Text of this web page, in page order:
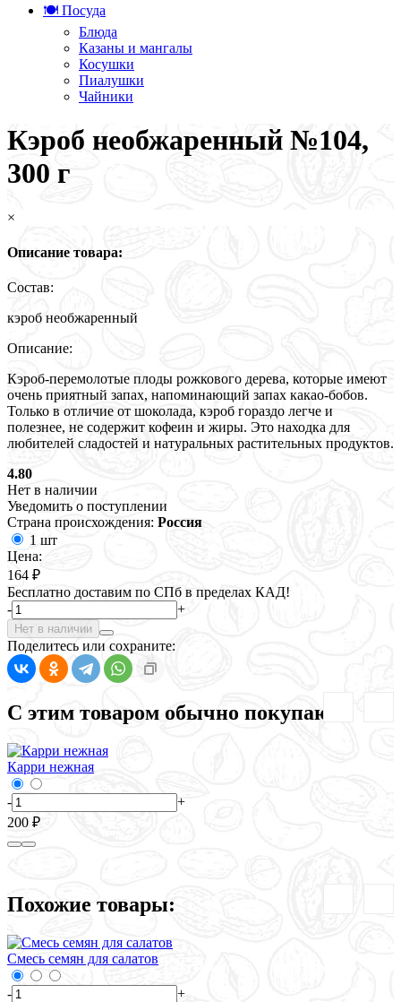
🍽️ Посуда
Блюда
Казаны и мангалы
Косушки
Пиалушки
Чайники
Кэроб необжаренный №104,
300 г
×
Описание товара:
Состав:
кэроб необжаренный
Описание:
Кэроб-перемолотые плоды рожкового дерева, которые имеют
очень приятный запах, напоминающий запах какао-бобов.
Только в отличие от шоколада, кэроб гораздо легче и
полезнее, не содержит кофеин и жиры. Это находка для
любителей сладостей и натуральных растительных продуктов.
4.80
Нет в наличии
Уведомить о поступлении
Страна происхождения: Россия
1 шт
Цена:
164 ₽
Бесплатно доставим по СПб в пределах КАД!
-
+
Нет в наличии
Поделитесь или сохраните:
С этим товаром обычно покупают:
Карри нежная
-
+
200 ₽
Похожие товары:
Смесь семян для салатов
-
+